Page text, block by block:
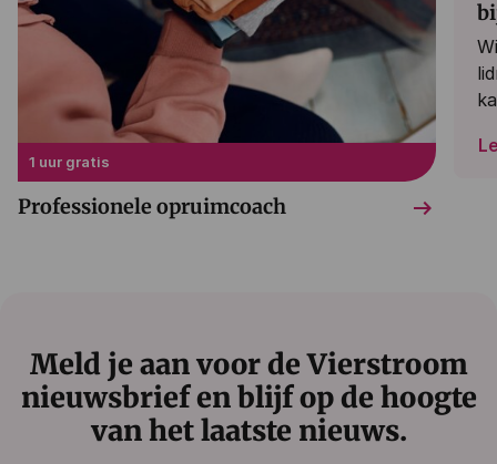
1 uur gratis
Professionele opruimcoach arrow_right_alt
Meld je aan voor de Vierstroom
nieuwsbrief en blijf op de hoogte
van het laatste nieuws.